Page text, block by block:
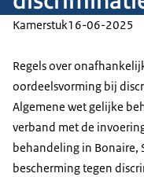
Kamerstuk16-06-2025
Regels over
oordeelsvorming bij
Algemene wet gelijke
verband met de
behandeling in Bonaire,
bescherming tegen